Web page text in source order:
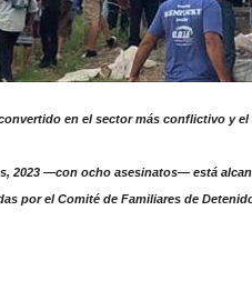
en el sector más conflictivo y
2023 —con ocho asesinatos— está
por el Comité de Familiares de